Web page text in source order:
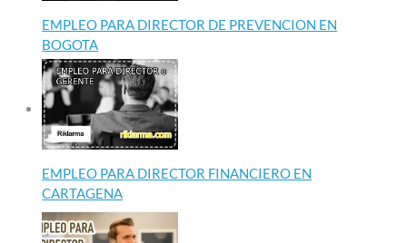
EMPLEO PARA DIRECTOR DE PREVENCION EN
BOGOTA
EMPLEO PARA DIRECTOR FINANCIERO EN
CARTAGENA